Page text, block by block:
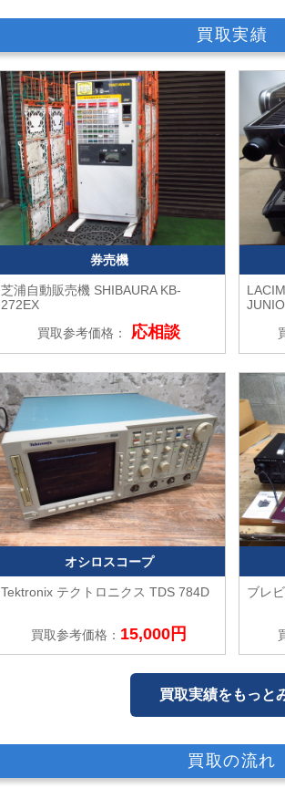
買取実績
券売機
芝浦自動販売機 SHIBAURA KB-
272EX
買取参考価格：
応相談
オシロスコープ
Tektronix テクトロニクス TDS 784D
買取参考価格： 15,000円
ブレ
買取実績をもっと
買取の流れ